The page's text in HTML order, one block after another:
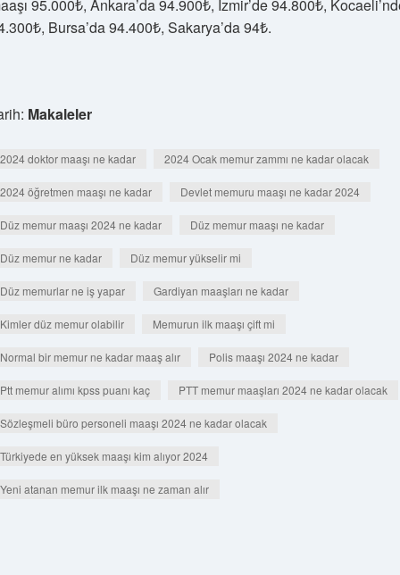
95.000₺, Ankara’da 94.900₺, İzmir’de 94.800₺,
Bursa’da 94.400₺, Sakarya’da 94₺.
Makaleler
2024 doktor maaşı ne kadar 2024 Ocak memur zammı ne kadar olacak
2024 öğretmen maaşı ne kadar Devlet memuru maaşı ne kadar 2024
Düz memur maaşı 2024 ne kadar Düz memur maaşı ne kadar
Düz memur ne kadar Düz memur yükselir mi
Düz memurlar ne iş yapar Gardiyan maaşları ne kadar
Kimler düz memur olabilir Memurun ilk maaşı çift mi
Normal bir memur ne kadar maaş alır Polis maaşı 2024 ne kadar
Ptt memur alımı kpss puanı kaç PTT memur maaşları 2024 ne kadar olacak
Sözleşmeli büro personeli maaşı 2024 ne kadar olacak
Türkiyede en yüksek maaşı kim alıyor 2024
Yeni atanan memur ilk maaşı ne zaman alır